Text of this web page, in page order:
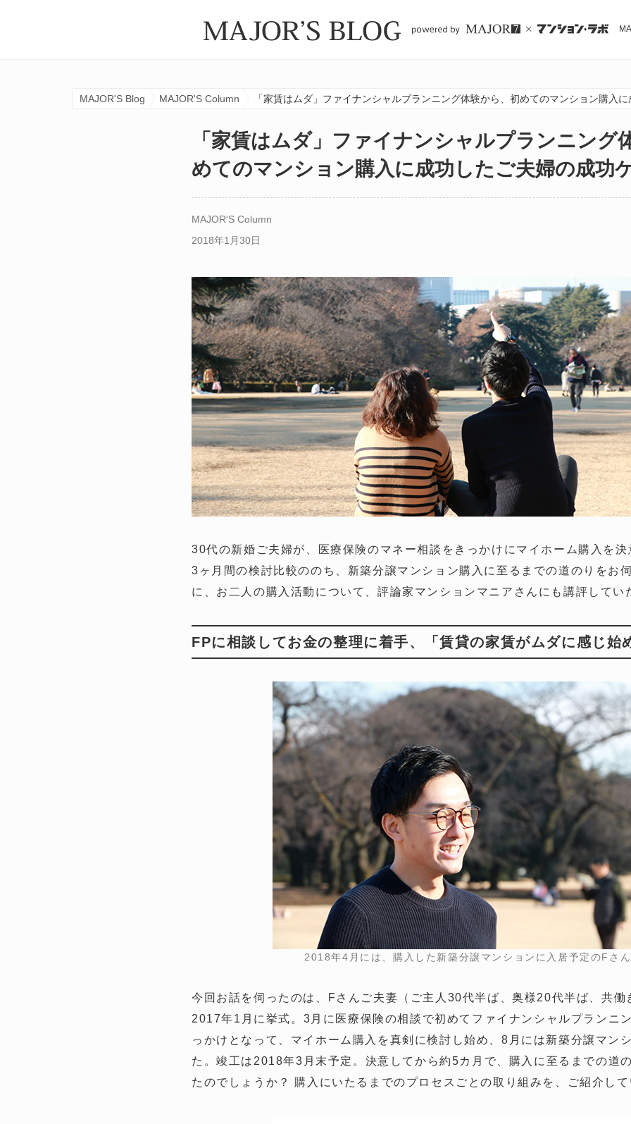
MAJOR'S Blog MAJOR'S Column 「家賃はムダ」ファイナンシャルプランニング体験から、初めてのマンション購入
「家賃はムダ」ファイナンシャルプランニング
めてのマンション購入に成功したご夫婦の成功
MAJOR'S Column
2018年1月30日
30代の新婚ご夫婦が、医療保険のマネー相談をきっかけにマイホーム購入を決
3ヶ月間の検討比較ののち、新築分譲マンション購入に至るまでの道のりをお
に、お二人の購入活動について、評論家マンションマニアさんにも講評してい
FPに相談してお金の整理に着手、「賃貸の家賃がムダに感じ始
2018年4月には、購入した新築分譲マンションに入居予定のFさ
今回お話を伺ったのは、Fさんご夫妻（ご主人30代半ば、奥様20代半ば、共働
2017年1月に挙式。3月に医療保険の相談で初めてファイナンシャルプランニ
っかけとなって、マイホーム購入を真剣に検討し始め、8月には新築分譲マン
た。竣工は2018年3月末予定。決意してから約5カ月で、購入に至るまでの道
たのでしょうか？ 購入にいたるまでのプロセスごとの取り組みを、ご紹介し